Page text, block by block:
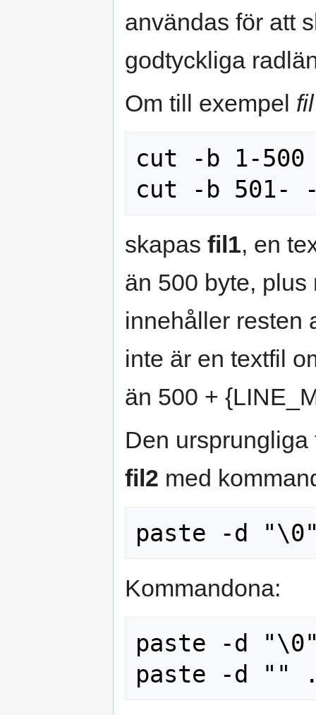
användas för att
godtyckliga
Om till exempel fil
cut -b 1-
skapas fil1, en
än 500 byte,
innehåller resten
inte är en textfil
än 500 +
Den
fil2 med
Kommandona:
paste -d